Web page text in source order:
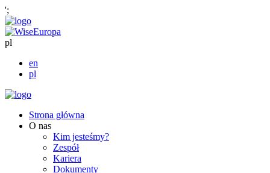
';
pl
en
pl
Strona główna
O nas
Kim jesteśmy?
Zespół
Kariera
Dokumenty